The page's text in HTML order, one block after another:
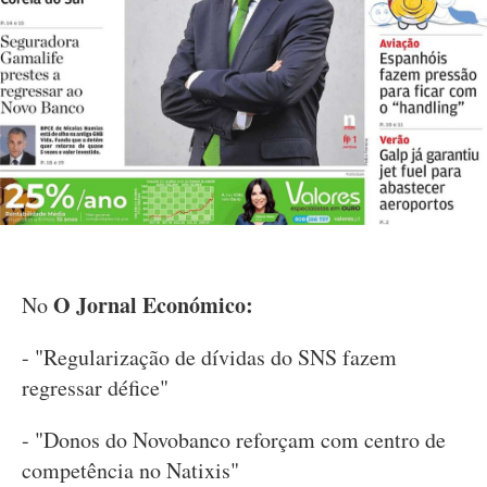
NoO Jornal Económico:
- "Regularização de dívidas do SNS fazem
regressar défice"
- "Donos do Novobanco reforçam com centro de
competência no Natixis"